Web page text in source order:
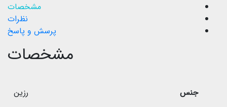
مشخصات
نظرات
پرسش و پاسخ
مشخصات
جنس رزین